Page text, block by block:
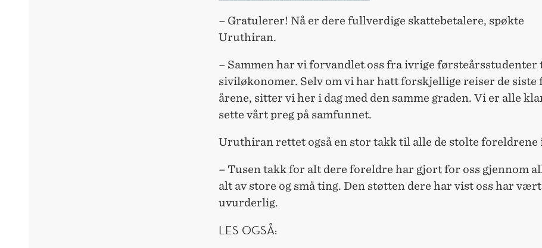
– Gratulerer! Nå er dere fullverdige skattebetalere, spøkte
Uruthiran.
– Sammen har vi forvandlet oss fra ivrige førsteårsstudenter
siviløkonomer. Selv om vi har hatt forskjellige reiser de siste
årene, sitter vi her i dag med den samme graden. Vi er alle
sette vårt preg på samfunnet.
Uruthiran rettet også en stor takk til alle de stolte foreldrene
– Tusen takk for alt dere foreldre har gjort for oss gjennom
alt av store og små ting. Den støtten dere har vist oss har vært
uvurderlig.
LES OGSÅ: